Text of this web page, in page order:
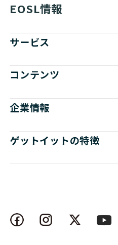
EOSL情報
サービス
コンテンツ
企業情報
ゲットイットの特徴